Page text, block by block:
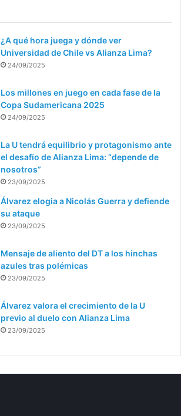
¿A qué hora juega y dónde ver
Universidad de Chile vs Alianza Lima?
24/09/2025
Los millones en juego en cada fase de la
Copa Sudamericana 2025
24/09/2025
La U tendrá equilibrio y protagonismo ante
el desafío de Alianza Lima: “depende de
nosotros”
23/09/2025
Álvarez elogia a Nicolás Guerra y defiende
su ataque
23/09/2025
Mensaje de aliento del DT a los hinchas
azules tras polémicas
23/09/2025
Álvarez valora el crecimiento de la U
previo al duelo con Alianza Lima
23/09/2025